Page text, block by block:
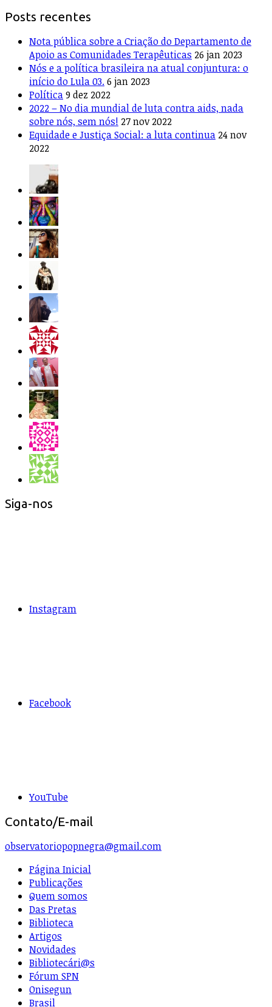
Posts recentes
Nota pública sobre a Criação do Departamento de
Apoio as Comunidades Terapêuticas 26 jan 2023
Nós e a política brasileira na atual conjuntura: o
início do Lula 03.6 jan 2023
Política9 dez 2022
2022 – No dia mundial de luta contra aids, nada
sobre nós, sem nós! 27 nov 2022
Equidade e Justiça Social: a luta continua 24 nov
2022
Siga-nos
Instagram
Facebook
YouTube
Contato/E-mail
observatoriopopnegra@gmail.com
Página Inicial
Publicações
Quem somos
Das Pretas
Biblioteca
Artigos
Novidades
Bibliotecári@s
Fórum SPN
Onisegun
Brasil